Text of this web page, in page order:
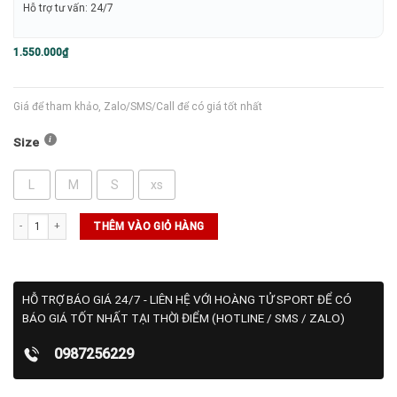
Hỗ trợ tư vấn: 24/7
1.550.000₫
Giá để tham khảo, Zalo/SMS/Call để có giá tốt nhất
Size
L M S xs
Áo Wilson Everyday Performance - Classic Navy số lượng
THÊM VÀO GIỎ HÀNG
HỖ TRỢ BÁO GIÁ 24/7 - LIÊN HỆ VỚI HOÀNG TỬ SPORT ĐỂ CÓ
BÁO GIÁ TỐT NHẤT TẠI THỜI ĐIỂM (HOTLINE / SMS / ZALO)
0987256229